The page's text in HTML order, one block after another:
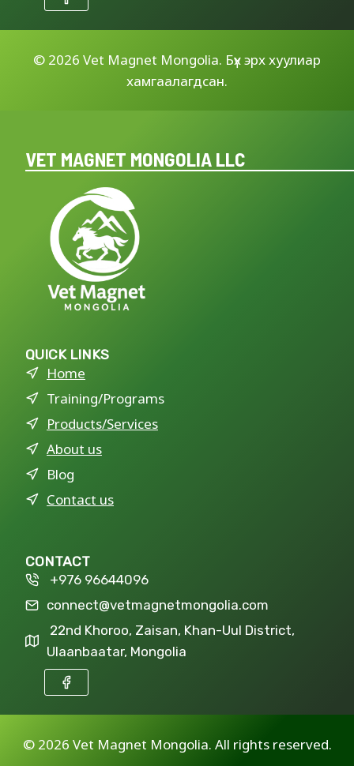
© 2026 Vet Magnet Mongolia. Бүх эрх хуулиар
хамгаалагдсан.
VET MAGNET MONGOLIA LLC
QUICK LINKS
Home
Training/Programs
Products/Services
About us
Blog
Contact us
CONTACT
+976 96644096
connect@vetmagnetmongolia.com
22nd Khoroo, Zaisan, Khan-Uul District,
Ulaanbaatar, Mongolia
© 2026 Vet Magnet Mongolia. All rights reserved.